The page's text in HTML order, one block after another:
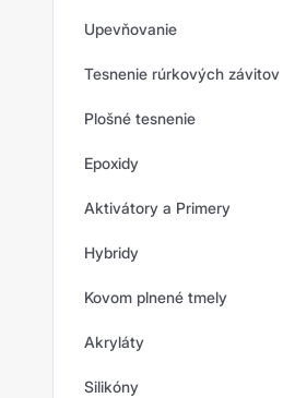
Upevňovanie
Tesnenie rúrkových závitov
Plošné tesnenie
Epoxidy
Aktivátory a Primery
Hybridy
Kovom plnené tmely
Akryláty
Silikóny